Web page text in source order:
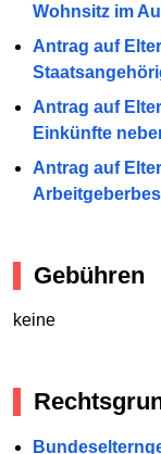
Wohnsitz im
Antrag auf
Antrag auf
Einkünfte
Antrag auf
Gebühren
keine